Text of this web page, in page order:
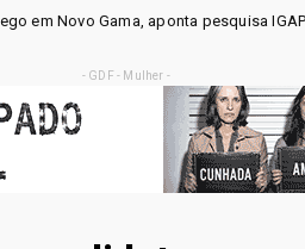
IGAPE Política
- GDF - Mulher -